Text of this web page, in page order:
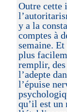
Outre cette
y a la
comptes à
semaine.
plus
remplir,
l’adepte
l’épuise
qu’il est